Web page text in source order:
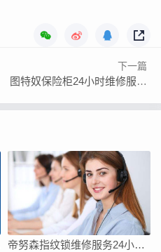
下一篇
图特奴保险柜24小时维修服务电话号码24小时
帝努森指纹锁维修服务24小时人工电话